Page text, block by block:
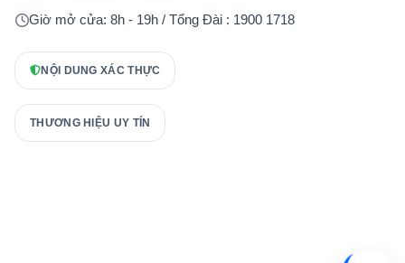
Giờ mở cửa: 8h - 19h / Tổng Đài : 1900 1718
NỘI DUNG XÁC THỰC
THƯƠNG HIỆU UY TÍN